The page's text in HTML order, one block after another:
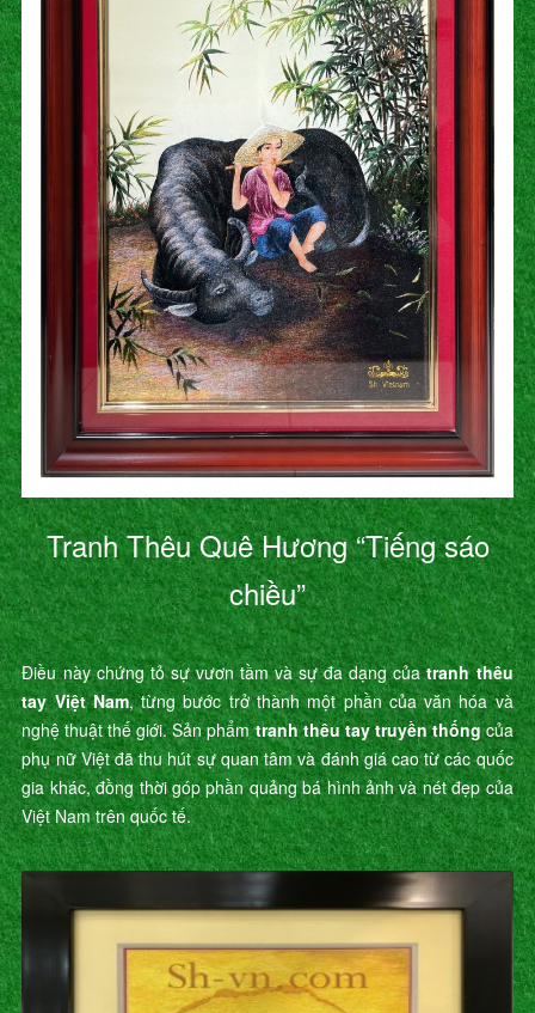
Tranh Thêu Quê Hương “Tiếng sáo
chiều”
Điều này chứng tỏ sự vươn tầm và sự đa dạng củatranh thêu
tay Việt Nam, từng bước trở thành một phần của văn hóa và
nghệ thuật thế giới. Sản phẩmtranh thêu tay truyền thốngcủa
phụ nữ Việt đã thu hút sự quan tâm và đánh giá cao từ các quốc
gia khác, đồng thời góp phần quảng bá hình ảnh và nét đẹp của
Việt Nam trên quốc tế.